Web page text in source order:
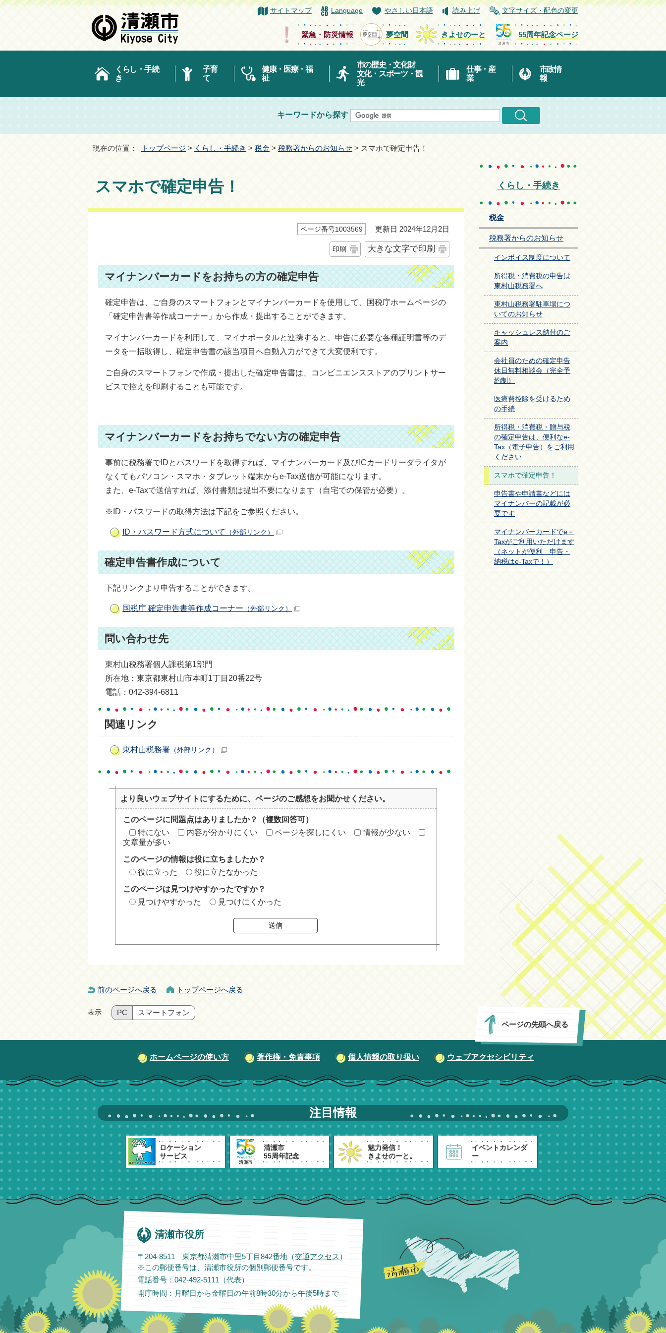
サイトマップ Language やさしい日本語 読み上げ 文字サイズ・配色の変更
緊急・防災情報 夢空間 きよせのーと 55周年記念ページ
くらし・手続
き
子育
て
健康・医療・福
祉
市の歴史・文化財
文化・スポーツ・観
光
仕事・産
業
市政情
報
キーワードから探す
現在の位置： トップページ > くらし・手続き > 税金 > 税務署からのお知らせ > スマホで確定申告！
スマホで確定申告！
ページ番号1003569 更新日 2024年12月2日
印刷 大きな文字で印刷
マイナンバーカードをお持ちの方の確定申告
確定申告は、ご自身のスマートフォンとマイナンバーカードを使用して、国税庁ホームページの
「確定申告書等作成コーナー」から作成・提出することができます。
マイナンバーカードを利用して、マイナポータルと連携すると、申告に必要な各種証明書等のデ
ータを一括取得し、確定申告書の該当項目へ自動入力ができて大変便利です。
ご自身のスマートフォンで作成・提出した確定申告書は、コンビニエンスストアのプリントサー
ビスで控えを印刷することも可能です。
マイナンバーカードをお持ちでない方の確定申告
事前に税務署でIDとパスワードを取得すれば、マイナンバーカード及びICカードリーダライタが
なくてもパソコン・スマホ・タブレット端末からe-Tax送信が可能になります。
また、e-Taxで送信すれば、添付書類は提出不要になります（自宅での保管が必要）。
※ID・パスワードの取得方法は下記をご参照ください。
ID・パスワード方式について （外部リンク）
確定申告書作成について
下記リンクより申告することができます。
国税庁 確定申告書等作成コーナー （外部リンク）
問い合わせ先
東村山税務署個人課税第1部門
所在地：東京都東村山市本町1丁目20番22号
電話：042-394-6811
関連リンク
東村山税務署 （外部リンク）
より良いウェブサイトにするために、ページのご感想をお聞かせください。
このページに問題点はありましたか？（複数回答可）
特にない
内容が分かりにくい ページを探しにくい
情報が少ない
文章量が多い
このページの情報は役に立ちましたか？
役に立った
役に立たなかった
このページは見つけやすかったですか？
見つけやすかった
見つけにくかった
送信
くらし・手続き
税金
税務署からのお知らせ
インボイス制度について
所得税・消費税の申告は
東村山税務署へ
東村山税務署駐車場につ
いてのお知らせ
キャッシュレス納付のご
案内
会社員のための確定申告
休日無料相談会（完全予
約制）
医療費控除を受けるため
の手続
所得税・消費税・贈与税
の確定申告は、便利なe-
Tax（電子申告）をご利用
ください
スマホで確定申告！
申告書や申請書などには
マイナンバーの記載が必
要です
マイナンバーカードでe－
Taxがご利用いただけます
（ネットが便利 申告・
納税はe-Taxで！）
ページの先頭へ戻る
前のページへ戻る トップページへ戻る
表示 PC スマートフォン
ホームページの使い方 著作権・免責事項 個人情報の取り扱い ウェブアクセシビリティ
注目情報
ロケーション
サービス
清瀬市
55周年記念
魅力発信！
きよせのーと。
イベントカレンダ
ー
清瀬市役所
〒204-8511 東京都清瀬市中里5丁目842番地（交通アクセス ）
※この郵便番号は、清瀬市役所の個別郵便番号です。
電話番号：042-492-5111（代表）
開庁時間：月曜日から金曜日の午前8時30分から午後5時まで